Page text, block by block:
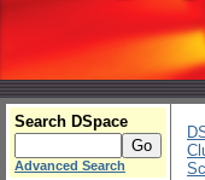
Search DSpace
Advanced Search